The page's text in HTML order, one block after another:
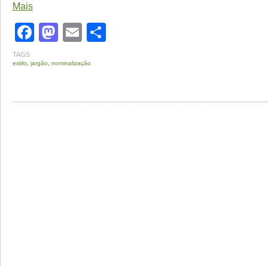
Mais
Facebook
Mastodon
Email
TAGS
estilo, jargão, nominalização